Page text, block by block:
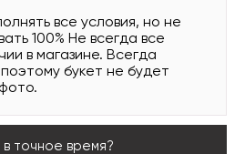
все условия, но не
100% Не всегда все
в магазине. Всегда
букет не будет
точное время?